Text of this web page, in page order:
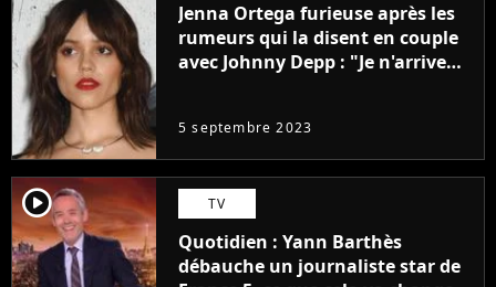
Jenna Ortega furieuse après les
rumeurs qui la disent en couple
avec Johnny Depp : "Je n'arrive
5 septembre 2023
player2 TV
Quotidien : Yann Barthès
débauche un journaliste star de